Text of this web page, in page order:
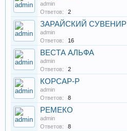
admin
Ответов:
2
ЗАРАЙСКИЙ СУВЕНИР
admin
Ответов:
16
ВЕСТА АЛЬФА
admin
Ответов:
2
КОРСАР-Р
admin
Ответов:
8
РЕМЕКО
admin
Ответов:
8